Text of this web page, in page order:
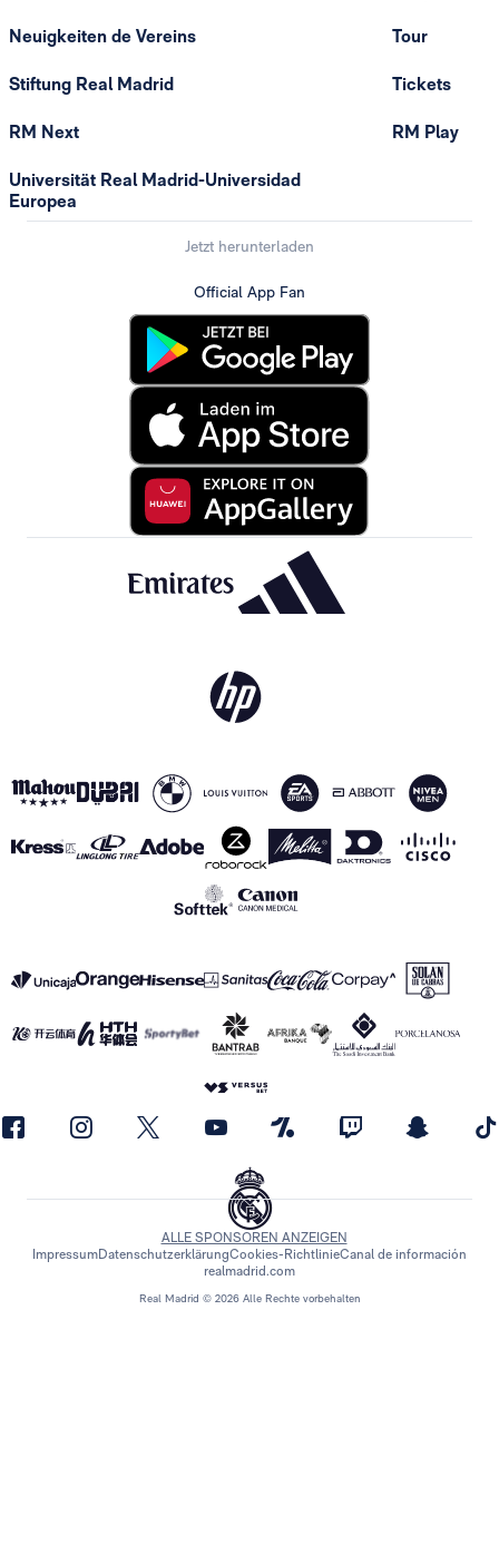
Neuigkeiten de Vereins
Stiftung Real Madrid
RM Next
Universität Real Madrid-Universidad
Europea
Tour
Tickets
RM Play
Jetzt herunterladen
Official App Fan
Real Madrid © 2026 Alle Rechte vorbehalten
ALLE SPONSOREN ANZEIGEN
ImpressumDatenschutzerklärungCookies-RichtlinieCanal de información
realmadrid.com